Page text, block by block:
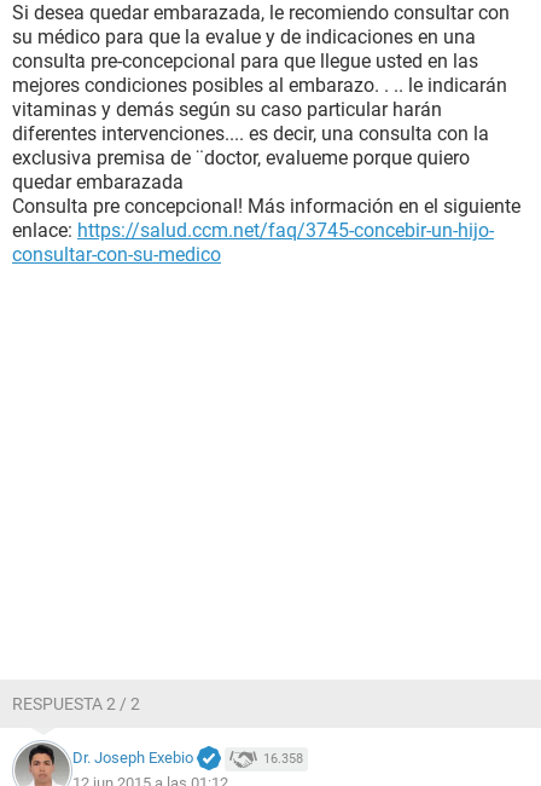
Si desea quedar embarazada, le recomiendo consultar con
su médico para que la evalue y de indicaciones en una
consulta pre-concepcional para que llegue usted en las
mejores condiciones posibles al embarazo. . .. le indicarán
vitaminas y demás según su caso particular harán
diferentes intervenciones.... es decir, una consulta con la
exclusiva premisa de ¨doctor, evalueme porque quiero
quedar embarazada
Consulta pre concepcional! Más información en el siguiente
enlace: https://salud.ccm.net/faq/3745-concebir-un-hijo-
consultar-con-su-medico
RESPUESTA 2 / 2
Dr. Joseph Exebio 16.358